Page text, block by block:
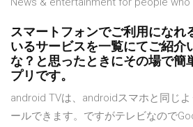
スマートフォンでご利用になれ
いるサービスを一覧にてご紹介
な？と思ったときにその場で簡
プリです。
android TVは、androidスマホと同じ
ールできます。ですがテレビなので